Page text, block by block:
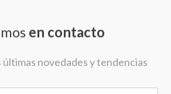
en contacto
novedades y tendencias